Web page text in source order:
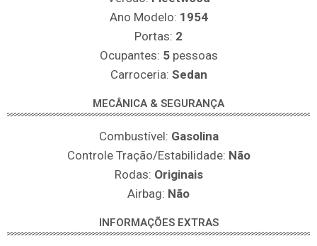
Ano Modelo: 1954
Portas: 2
Ocupantes: 5pessoas
Carroceria: Sedan
MECÂNICA & SEGURANÇA
Combustível: Gasolina
Controle Tração/Estabilidade: Não
Rodas: Originais
Airbag: Não
INFORMAÇÕES EXTRAS